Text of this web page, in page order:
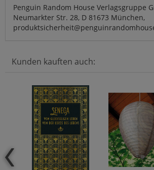
Penguin Random House Verlagsgruppe
Neumarkter Str. 28, D 81673 München,
Kunden kauften auch: